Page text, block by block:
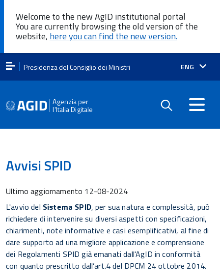
Welcome to the new AgID institutional portal
You are currently browsing the old version of the
website, here you can find the new version.
Presidenza del Consiglio dei Ministri Lingua
ENG
Agenzia per
l'Italia Digitale
Avvisi SPID
Ultimo aggiornamento 12-08-2024
L'avvio del Sistema SPID, per sua natura e complessità, può
richiedere di intervenire su diversi aspetti con specificazioni,
chiarimenti, note informative e casi esemplificativi, al fine di
dare supporto ad una migliore applicazione e comprensione
dei Regolamenti SPID già emanati dall'AgID in conformità
con quanto prescritto dall’art.4 del DPCM 24 ottobre 2014.